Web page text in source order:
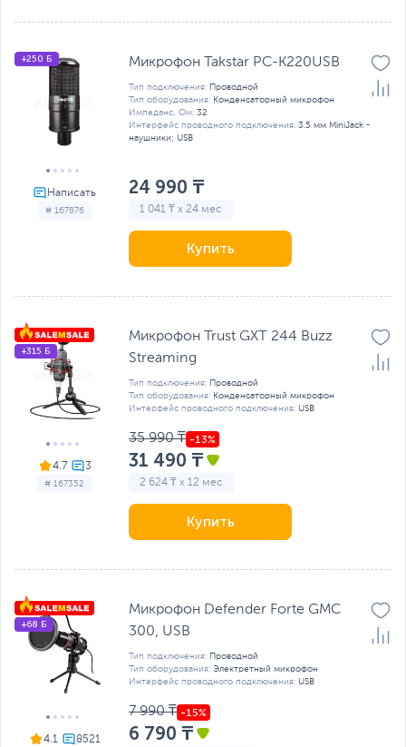
# 167876
+250 Б Микрофон Takstar PC-K220USB
Тип подключения: Проводной
Тип оборудования: Конденсаторный микрофон
Импеданс, Ом: 32
Интерфейс проводного подключения: 3.5 мм MiniJack -
наушники; USB
24 990 ₸
1 041 ₸ x 24 мес
Купить
4.7
# 167352
+315 Б
Микрофон Trust GXT 244 Buzz
Streaming
Тип подключения: Проводной
Тип оборудования: Конденсаторный микрофон
Интерфейс проводного подключения: USB
35 990 ₸
31 490 ₸
2 624 ₸ x 12 мес
Купить
4.1
+68 Б
Микрофон Defender Forte GMC
300, USB
Тип подключения: Проводной
Тип оборудования: Электретный микрофон
Интерфейс проводного подключения: USB
7 990 ₸
6 790 ₸